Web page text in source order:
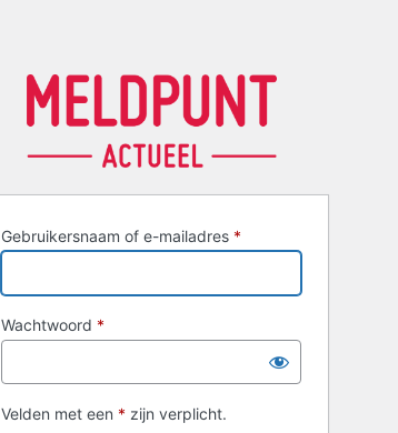
Gebruikersnaam of e-mailadres *
Wachtwoord *
Velden met een * zijn verplicht.